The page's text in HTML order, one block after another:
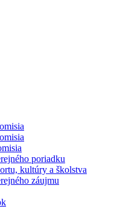
poriadku
kultúry a školstva
záujmu